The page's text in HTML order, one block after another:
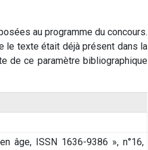
au programme du concours.
le texte était déjà présent dans la
de ce paramètre bibliographique
âge, ISSN 1636-9386 », n°16,